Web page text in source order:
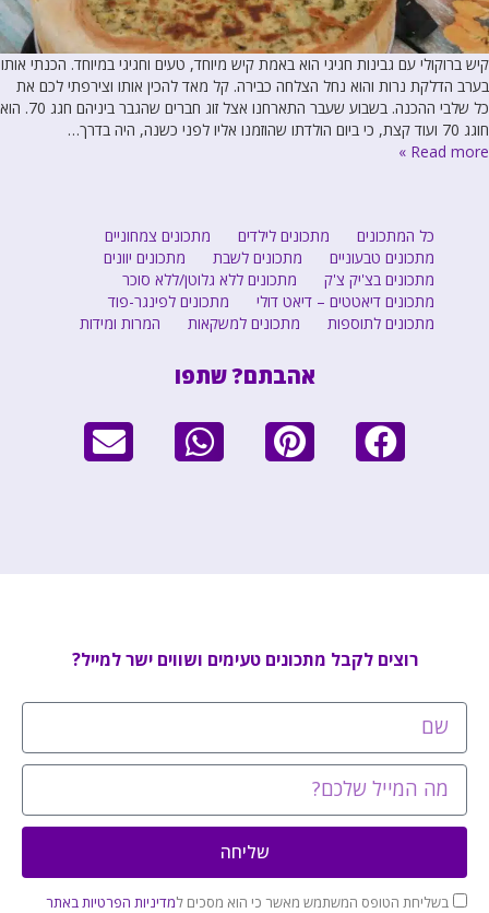
קיש ברוקולי עם גבינות חגיגי הוא באמת קיש מיוחד, טעים וחגיגי במיוחד. הכנתי אותו
בערב הדלקת נרות והוא נחל הצלחה כבירה. קל מאד להכין אותו וצירפתי לכם את
כל שלבי ההכנה. בשבוע שעבר התארחנו אצל זוג חברים שהגבר ביניהם חגג 70. הוא
חוגג 70 ועוד קצת, כי ביום הולדתו שהוזמנו אליו לפני כשנה, היה בדרך…
Read more »
כל המתכונים מתכונים לילדים
מתכונים צמחוניים
מתכונים טבעוניים
מתכונים לשבת
מתכונים יוונים
מתכונים בצ'יק צ'ק
מתכונים ללא גלוטן/ללא סוכר
מתכונים דיאטטים – דיאט דולי
מתכונים לפינגר-פוד
מתכונים לתוספות
מתכונים למשקאות המרות ומידות
אהבתם? שתפו
רוצים לקבל מתכונים טעימים ושווים ישר למייל?
בשליחת הטופס המשתמש מאשר כי הוא מסכים למדיניות הפרטיות באתר
שליחה